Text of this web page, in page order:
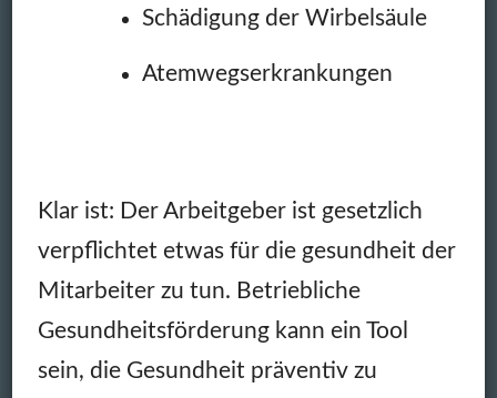
Schädigung der Wirbelsäule
Atemwegserkrankungen
Klar ist: Der Arbeitgeber ist gesetzlich
verpflichtet etwas für die gesundheit der
Mitarbeiter zu tun. Betriebliche
Gesundheitsförderung kann ein Tool
sein, die Gesundheit präventiv zu